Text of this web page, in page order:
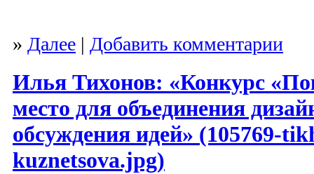
» Далее | Добавить комментарии
Илья Тихонов: «Конкурс
место для объединения
обсуждения идей» (105769-
kuznetsova.jpg)